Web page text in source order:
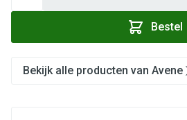
Bestel
Bekijk alle producten van Avene